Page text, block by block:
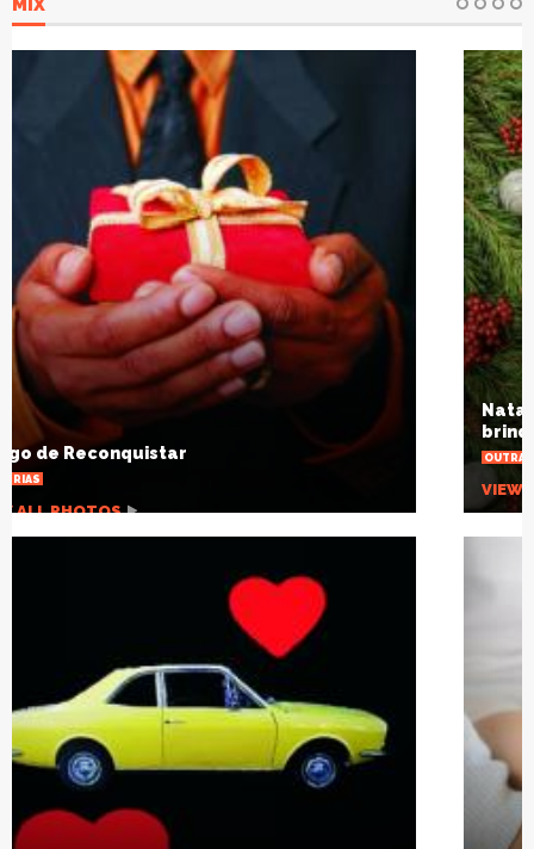
MIX
Natal SolidÃ¡rio: escola arrecadarÃ¡
brinquedos para crianÃ§as carentes
OUTRAS NOTÃ­CIAS